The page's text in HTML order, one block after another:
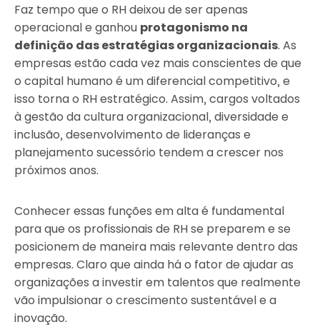
Faz tempo que o RH deixou de ser apenas
operacional e ganhou protagonismo na
definição das estratégias organizacionais. As
empresas estão cada vez mais conscientes de que
o capital humano é um diferencial competitivo, e
isso torna o RH estratégico. Assim, cargos voltados
à gestão da cultura organizacional, diversidade e
inclusão, desenvolvimento de lideranças e
planejamento sucessório tendem a crescer nos
próximos anos.
Conhecer essas funções em alta é fundamental
para que os profissionais de RH se preparem e se
posicionem de maneira mais relevante dentro das
empresas. Claro que ainda há o fator de ajudar as
organizações a investir em talentos que realmente
vão impulsionar o crescimento sustentável e a
inovação.